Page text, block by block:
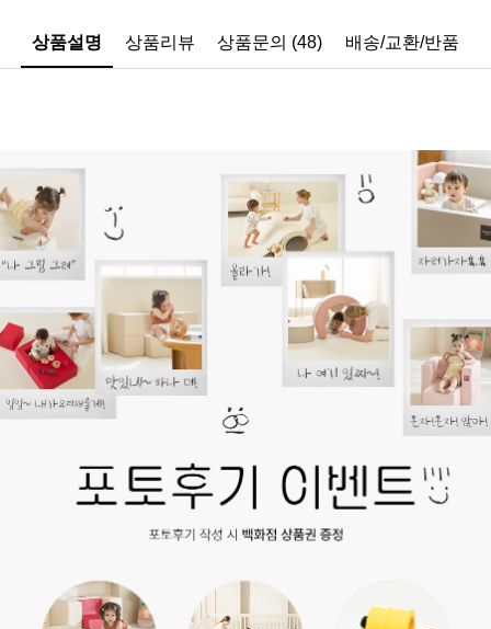
상품설명 상품리뷰 상품문의 (48) 배송/교환/반품